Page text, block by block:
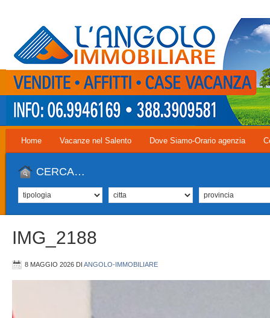
Home Vacanze nel Salento Dove Siamo-Orario agenzia
CERCA…
IMG_2188
8 MAGGIO 2026 DI ANGOLO-IMMOBILIARE